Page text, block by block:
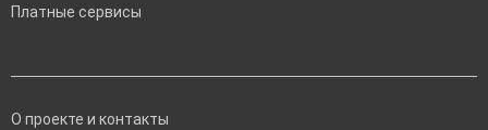
Платные сервисы
О проекте и контакты